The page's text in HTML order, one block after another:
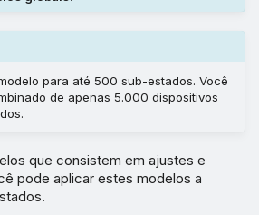
中文（繁體）
para até 500 sub-estados. Você
de apenas 5.000 dispositivos
que consistem em ajustes e
pode aplicar estes modelos a